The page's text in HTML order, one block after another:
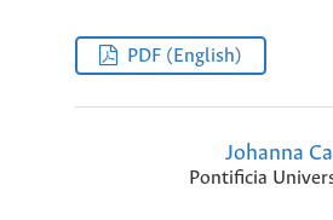
PDF (English)
Johanna
Pontificia